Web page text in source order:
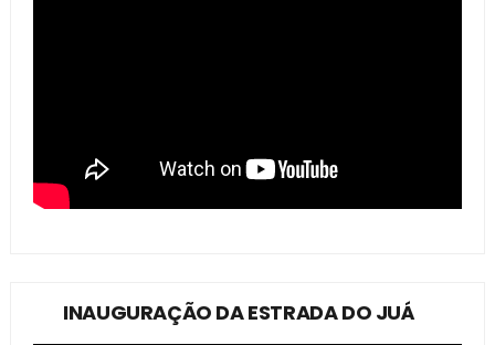
INAUGURAÇÃO DA ESTRADA DO JUÁ